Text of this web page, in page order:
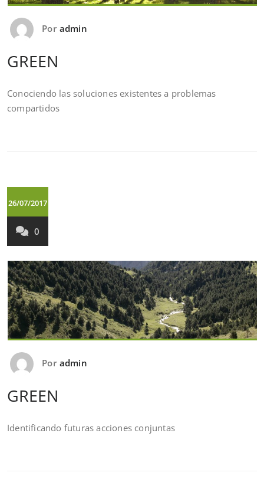
Por admin
GREEN
Conociendo las soluciones existentes a problemas
compartidos
26/07/2017
0
Por admin
GREEN
Identificando futuras acciones conjuntas